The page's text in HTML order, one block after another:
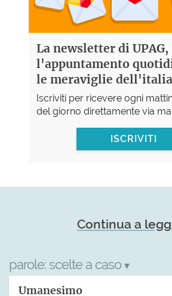
La newsletter di UPAG,
l'appuntamento
le meraviglie
Iscriviti per ricevere ogni
del giorno direttamente via
ISCRIVITI
Continua a
parole: scelte a caso ▾
Umanesimo